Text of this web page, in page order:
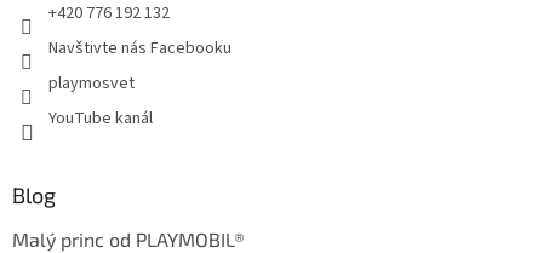
+420 776 192 132
Navštivte nás Facebooku
playmosvet
YouTube kanál
Blog
Malý princ od PLAYMOBIL®